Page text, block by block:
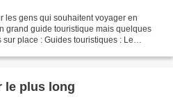
les gens qui souhaitent voyager en
grand guide touristique mais quelques
place : Guides touristiques : Le
le plus long